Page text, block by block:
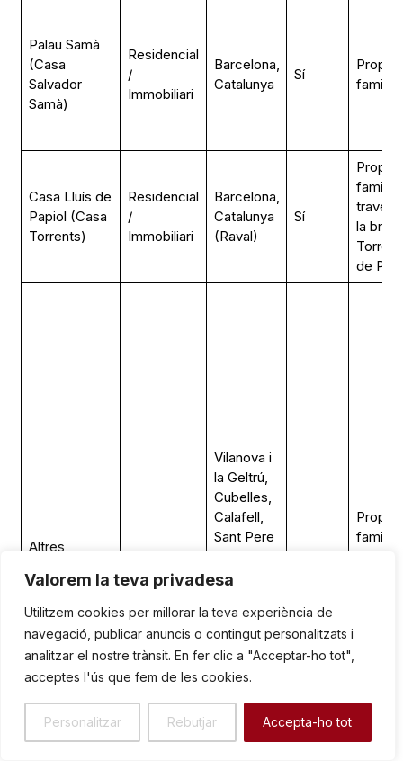
Valorem la teva privadesa
Utilitzem cookies per millorar la teva experiència de
navegació, publicar anuncis o contingut personalitzats i
analitzar el nostre trànsit. En fer clic a "Acceptar-ho tot",
acceptes l'ús que fem de les cookies.
Personalitzar Rebutjar Accepta-ho tot
Palau Samà
(Casa
Salvador
Samà)
Residencial
/
Immobiliari
Barcelona,
Catalunya
Sí
familiar
Casa Lluís de
Papiol (Casa
Torrents)
Residencial
/
Immobiliari
Barcelona,
Catalunya
(Raval)
Sí
través
la
de
Altres
(Torrents i
Samà)
/ Terres
Vilanova i
la Geltrú,
Cubelles,
Calafell,
Sant Pere
Sitges,
Prat de
Llobregat,
Barcelona
(i altres a